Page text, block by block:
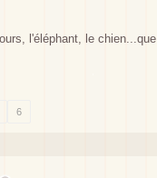
l'éléphant, le
6